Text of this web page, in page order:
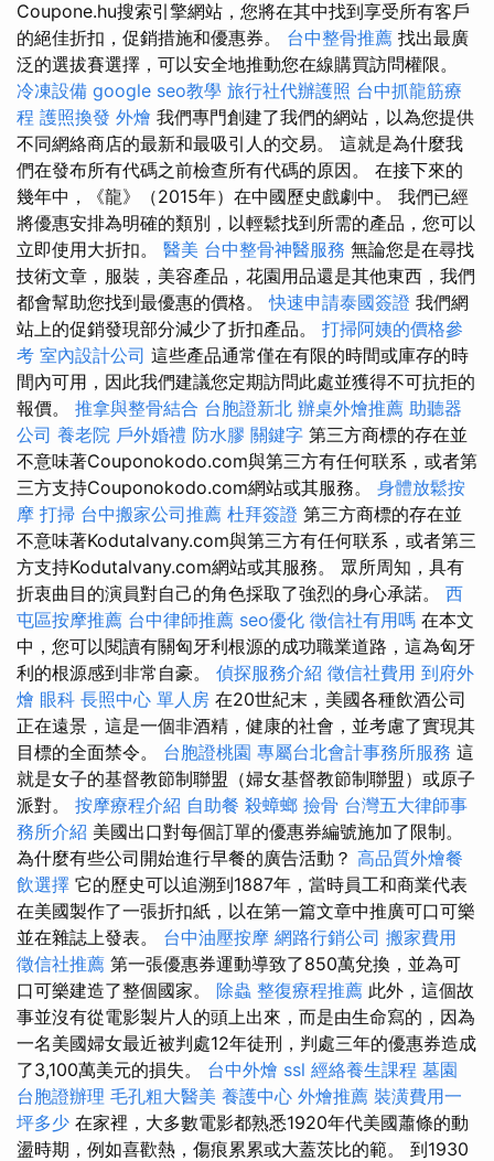
Coupone.hu搜索引擎網站，您將在其中找到享受所有客戶
的絕佳折扣，促銷措施和優惠券。 台中整骨推薦 找出最廣
泛的選拔賽選擇，可以安全地推動您在線購買訪問權限。
冷凍設備 google seo教學 旅行社代辦護照 台中抓龍筋療
程 護照換發 外燴 我們專門創建了我們的網站，以為您提供
不同網絡商店的最新和最吸引人的交易。 這就是為什麼我
們在發布所有代碼之前檢查所有代碼的原因。 在接下來的
幾年中，《龍》（2015年）在中國歷史戲劇中。 我們已經
將優惠安排為明確的類別，以輕鬆找到所需的產品，您可以
立即使用大折扣。 醫美 台中整骨神醫服務 無論您是在尋找
技術文章，服裝，美容產品，花園用品還是其他東西，我們
都會幫助您找到最優惠的價格。快速申請泰國簽證 我們網
站上的促銷發現部分減少了折扣產品。 打掃阿姨的價格參
考 室內設計公司 這些產品通常僅在有限的時間或庫存的時
間內可用，因此我們建議您定期訪問此處並獲得不可抗拒的
報價。 推拿與整骨結合 台胞證新北 辦桌外燴推薦 助聽器
公司 養老院 戶外婚禮 防水膠 關鍵字 第三方商標的存在並
不意味著Couponokodo.com與第三方有任何联系，或者第
三方支持Couponokodo.com網站或其服務。 身體放鬆按
摩 打掃 台中搬家公司推薦 杜拜簽證 第三方商標的存在並
不意味著Kodutalvany.com與第三方有任何联系，或者第三
方支持Kodutalvany.com網站或其服務。 眾所周知，具有
折衷曲目的演員對自己的角色採取了強烈的身心承諾。 西
屯區按摩推薦 台中律師推薦 seo優化 徵信社有用嗎 在本文
中，您可以閱讀有關匈牙利根源的成功職業道路，這為匈牙
利的根源感到非常自豪。 偵探服務介紹 徵信社費用 到府外
燴 眼科 長照中心 單人房 在20世紀末，美國各種飲酒公司
正在遠景，這是一個非酒精，健康的社會，並考慮了實現其
目標的全面禁令。 台胞證桃園 專屬台北會計事務所服務 這
就是女子的基督教節制聯盟（婦女基督教節制聯盟）或原子
派對。 按摩療程介紹 自助餐 殺蟑螂 撿骨 台灣五大律師事
務所介紹 美國出口對每個訂單的優惠券編號施加了限制。
為什麼有些公司開始進行早餐的廣告活動？ 高品質外燴餐
飲選擇 它的歷史可以追溯到1887年，當時員工和商業代表
在美國製作了一張折扣紙，以在第一篇文章中推廣可口可樂
並在雜誌上發表。 台中油壓按摩 網路行銷公司 搬家費用
徵信社推薦 第一張優惠券運動導致了850萬兌換，並為可
口可樂建造了整個國家。 除蟲 整復療程推薦 此外，這個故
事並沒有從電影製片人的頭上出來，而是由生命寫的，因為
一名美國婦女最近被判處12年徒刑，判處三年的優惠券造成
了3,100萬美元的損失。 台中外燴 ssl 經絡養生課程 墓園
台胞證辦理 毛孔粗大醫美 養護中心 外燴推薦 裝潢費用一
坪多少 在家裡，大多數電影都熟悉1920年代美國蕭條的動
盪時期，例如喜歡熱，傷痕累累或大蓋茨比的範。 到1930